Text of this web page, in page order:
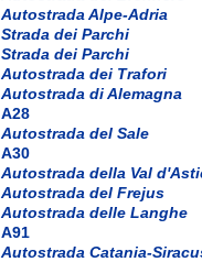
Autostrada Alpe-Adria
Strada dei Parchi
Strada dei Parchi
Autostrada dei Trafori
Autostrada di Alemagna
A28
Autostrada del Sale
A30
Autostrada della Val
Autostrada del Frejus
Autostrada delle Langhe
A91
Autostrada Catania-